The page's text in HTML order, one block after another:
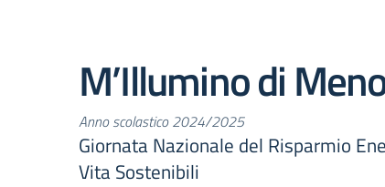
M’Illumino di
Anno scolastico 2024/2025
Giornata Nazionale del Risparmio
Vita Sostenibili